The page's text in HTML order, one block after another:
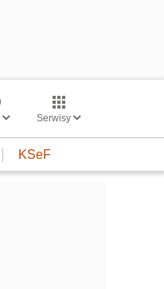
Serwisy
KSeF